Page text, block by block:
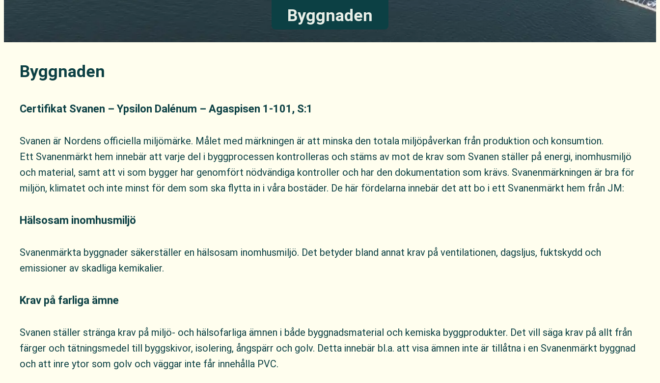
Byggnaden
Byggnaden
Certifikat Svanen – Ypsilon Dalénum – Agaspisen 1-101, S:1
Svanen är Nordens officiella miljömärke. Målet med märkningen är att minska den totala miljöpåverkan från produktion och konsumtion.
Ett Svanenmärkt hem innebär att varje del i byggprocessen kontrolleras och stäms av mot de krav som Svanen ställer på energi, inomhusmiljö
och material, samt att vi som bygger har genomfört nödvändiga kontroller och har den dokumentation som krävs. Svanenmärkningen är bra för
miljön, klimatet och inte minst för dem som ska flytta in i våra bostäder. De här fördelarna innebär det att bo i ett Svanenmärkt hem från JM:
Hälsosam inomhusmiljö
Svanenmärkta byggnader säkerställer en hälsosam inomhusmiljö. Det betyder bland annat krav på ventilationen, dagsljus, fuktskydd och
emissioner av skadliga kemikalier.
Krav på farliga ämne
Svanen ställer stränga krav på miljö- och hälsofarliga ämnen i både byggnadsmaterial och kemiska byggprodukter. Det vill säga krav på allt från
färger och tätningsmedel till byggskivor, isolering, ångspärr och golv. Detta innebär bl.a. att visa ämnen inte är tillåtna i en Svanenmärkt byggnad
och att inre ytor som golv och väggar inte får innehålla PVC.
Skicka